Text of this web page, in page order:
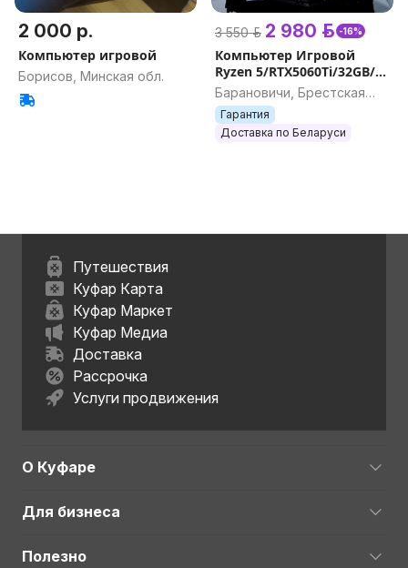
2 000 р.
Компьютер игровой
Борисов, Минская обл.
3 550 р. 2 980 р. -16%
Компьютер Игровой
Ryzen 5/RTX5060Ti/32GB/
АКЦИЯ/РАССРОЧКА
Барановичи, Брестская
обл.
Гарантия
Доставка по Беларуси
Путешествия
Куфар Карта
Куфар Маркет
Куфар Медиа
Доставка
Рассрочка
Услуги продвижения
О Куфаре
Для бизнеса
Полезно